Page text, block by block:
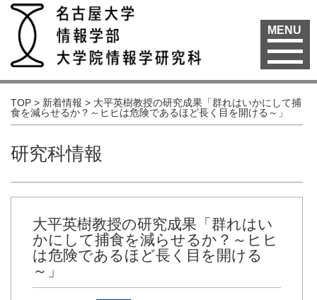
MENU
TOP > 新着情報 > 大平英樹教授の研究成果「群れはいかにして捕
食を減らせるか？～ヒヒは危険であるほど長く目を開ける～」
研究科情報
大平英樹教授の研究成果「群れはい
かにして捕食を減らせるか？～ヒヒ
は危険であるほど長く目を開ける
～」